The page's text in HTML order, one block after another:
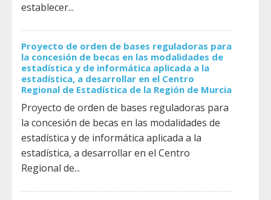
establecer...
Proyecto de orden de bases reguladoras para
la concesión de becas en las modalidades de
estadística y de informática aplicada a la
estadística, a desarrollar en el Centro
Regional de Estadística de la Región de Murcia
Proyecto de orden de bases reguladoras para
la concesión de becas en las modalidades de
estadística y de informática aplicada a la
estadística, a desarrollar en el Centro
Regional de...